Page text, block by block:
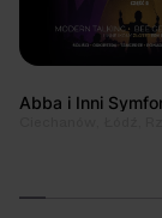
Abba i Inni